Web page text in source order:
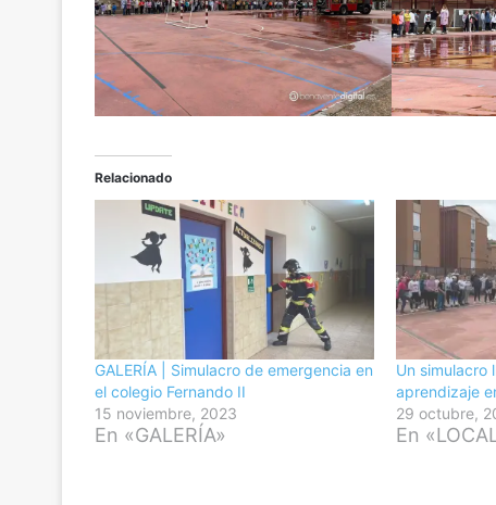
Relacionado
GALERÍA | Simulacro de emergencia en
el colegio Fernando II
15 noviembre, 2023
En «GALERÍA»
Un simulacro
aprendizaje
29 octubre,
En